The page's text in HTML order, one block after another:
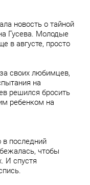
новость о тайной
Гусева. Молодые
в августе, просто
своих любимцев,
на
решился бросить
ребенком на
в последний
чтобы
И спустя